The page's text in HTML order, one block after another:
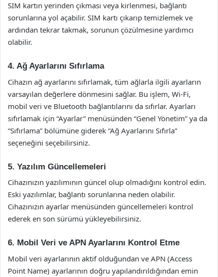
SIM kartın yerinden çıkması veya kirlenmesi, bağlantı
sorunlarına yol açabilir. SIM kartı çıkarıp temizlemek ve
ardından tekrar takmak, sorunun çözülmesine yardımcı
olabilir.
4. Ağ Ayarlarını Sıfırlama
Cihazın ağ ayarlarını sıfırlamak, tüm ağlarla ilgili ayarların
varsayılan değerlere dönmesini sağlar. Bu işlem, Wi-Fi,
mobil veri ve Bluetooth bağlantılarını da sıfırlar. Ayarları
sıfırlamak için “Ayarlar” menüsünden “Genel Yönetim” ya da
“Sıfırlama” bölümüne giderek “Ağ Ayarlarını Sıfırla”
seçeneğini seçebilirsiniz.
5. Yazılım Güncellemeleri
Cihazınızın yazılımının güncel olup olmadığını kontrol edin.
Eski yazılımlar, bağlantı sorunlarına neden olabilir.
Cihazınızın ayarlar menüsünden güncellemeleri kontrol
ederek en son sürümü yükleyebilirsiniz.
6. Mobil Veri ve APN Ayarlarını Kontrol Etme
Mobil veri ayarlarının aktif olduğundan ve APN (Access
Point Name) ayarlarının doğru yapılandırıldığından emin